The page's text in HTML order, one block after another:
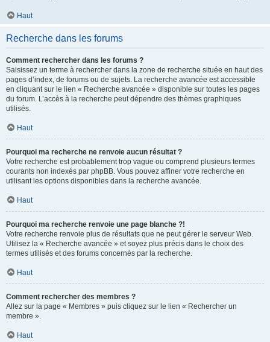
Haut
Recherche dans les forums
Comment rechercher dans les forums ?
Saisissez un terme à rechercher dans la zone de recherche située en haut des
pages d’index, de forums ou de sujets. La recherche avancée est accessible
en cliquant sur le lien « Recherche avancée » disponible sur toutes les pages
du forum. L’accès à la recherche peut dépendre des thèmes graphiques
utilisés.
Haut
Pourquoi ma recherche ne renvoie aucun résultat ?
Votre recherche est probablement trop vague ou comprend plusieurs termes
courants non indexés par phpBB. Vous pouvez affiner votre recherche en
utilisant les options disponibles dans la recherche avancée.
Haut
Pourquoi ma recherche renvoie une page blanche ?!
Votre recherche renvoie plus de résultats que ne peut gérer le serveur Web.
Utilisez la « Recherche avancée » et soyez plus précis dans le choix des
termes utilisés et des forums concernés par la recherche.
Haut
Comment rechercher des membres ?
Allez sur la page « Membres » puis cliquez sur le lien « Rechercher un
membre ».
Haut